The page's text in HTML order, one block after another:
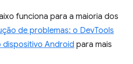
funciona para a maioria dos
de problemas: o DevTools
Android para mais